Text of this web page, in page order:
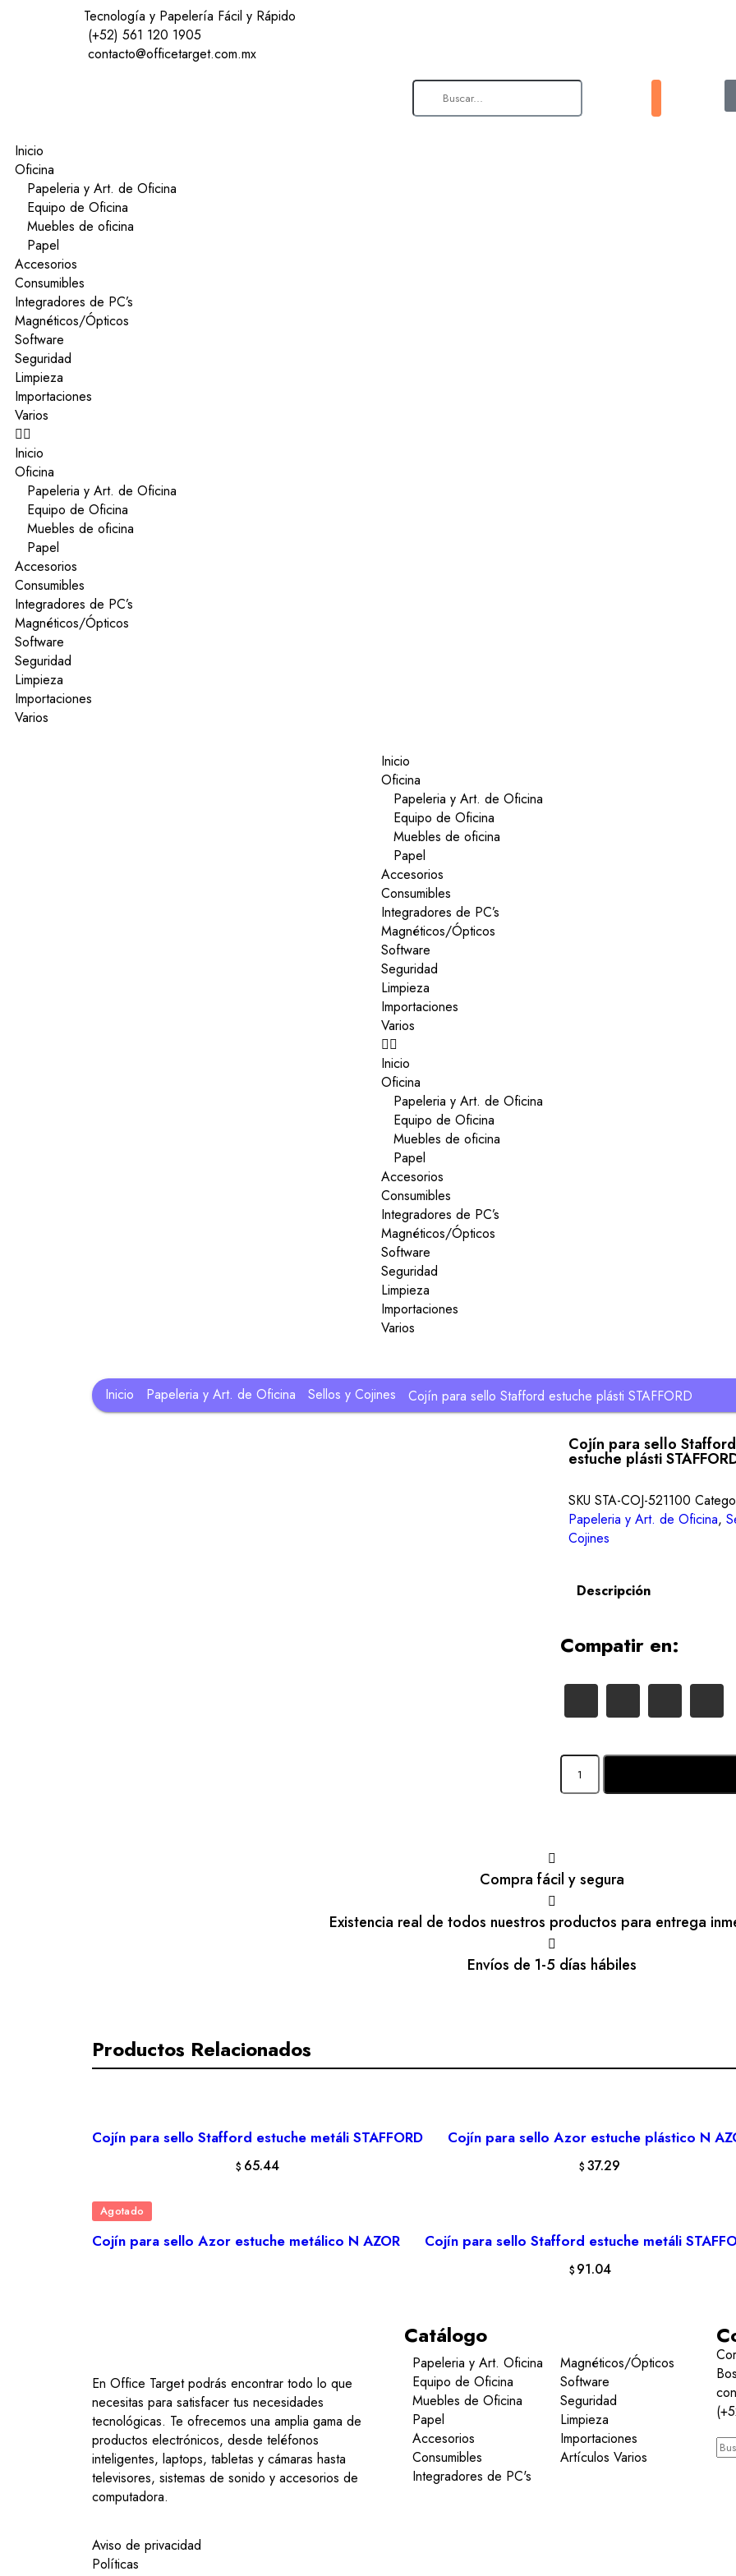
Tecnología y Papelería Fácil y Rápido
(+52) 561 120 1905
contacto@officetarget.com.mx
Inicio
Oficina
Papeleria y Art. de Oficina
Equipo de Oficina
Muebles de oficina
Papel
Accesorios
Consumibles
Integradores de PC’s
Magnéticos/Ópticos
Software
Seguridad
Limpieza
Importaciones
Varios
Inicio
Oficina
Papeleria y Art. de Oficina
Equipo de Oficina
Muebles de oficina
Papel
Accesorios
Consumibles
Integradores de PC’s
Magnéticos/Ópticos
Software
Seguridad
Limpieza
Importaciones
Varios
Inicio
Oficina
Papeleria y Art. de Oficina
Equipo de Oficina
Muebles de oficina
Papel
Accesorios
Consumibles
Integradores de PC’s
Magnéticos/Ópticos
Software
Seguridad
Limpieza
Importaciones
Varios
Inicio
Oficina
Papeleria y Art. de Oficina
Equipo de Oficina
Muebles de oficina
Papel
Accesorios
Consumibles
Integradores de PC’s
Magnéticos/Ópticos
Software
Seguridad
Limpieza
Importaciones
Varios
Inicio Papeleria y Art. de Oficina Sellos y Cojines Cojín para sello Stafford estuche plásti STAFFORD
Cojín para sello Stafford
estuche plásti
SKU STA-COJ-521100
Papeleria y Art. de Oficina,
Cojines
Descripción
Compatir en:
Compra fácil y segura
Existencia real de todos nuestros productos para entrega
Envíos de 1-5 días hábiles
Productos Relacionados
AÑADIR AL CARRITO
Cojín para sello Stafford estuche metáli STAFFORD
$ 65.44
AÑADIR AL CARRITO
Cojín para sello Azor estuche plástico N
$ 37.29
Agotado
AÑADIR AL CARRITO
Cojín para sello Azor estuche metálico N AZOR AÑADIR AL CARRITO
Cojín para sello Stafford estuche metáli
$ 91.04
En Office Target podrás encontrar todo lo que
necesitas para satisfacer tus necesidades
tecnológicas. Te ofrecemos una amplia gama de
productos electrónicos, desde teléfonos
inteligentes, laptops, tabletas y cámaras hasta
televisores, sistemas de sonido y accesorios de
computadora.
Aviso de privacidad
Políticas
Catálogo
Papeleria y Art. Oficina
Equipo de Oficina
Muebles de Oficina
Papel
Accesorios
Consumibles
Integradores de PC's
Magnéticos/Ópticos
Software
Seguridad
Limpieza
Importaciones
Artículos Varios